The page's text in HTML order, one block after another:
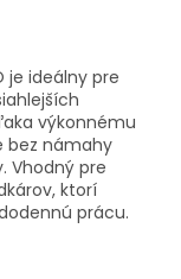
je ideálny pre
výkonnému
bez námahy
Vhodný pre
ktorí
prácu.